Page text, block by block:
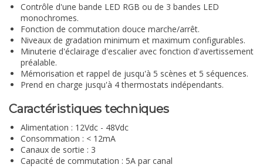
Contrôle d'une bande LED RGB ou de 3 bandes LED
monochromes.
Fonction de commutation douce marche/arrêt.
Niveaux de gradation minimum et maximum configurables.
Minuterie d'éclairage d'escalier avec fonction d'avertissement
préalable.
Mémorisation et rappel de jusqu'à 5 scènes et 5 séquences.
Prend en charge jusqu'à 4 thermostats indépendants.
Caractéristiques techniques
Alimentation : 12Vdc - 48Vdc
Consommation : < 12mA
Canaux de sortie : 3
Capacité de commutation : 5A par canal